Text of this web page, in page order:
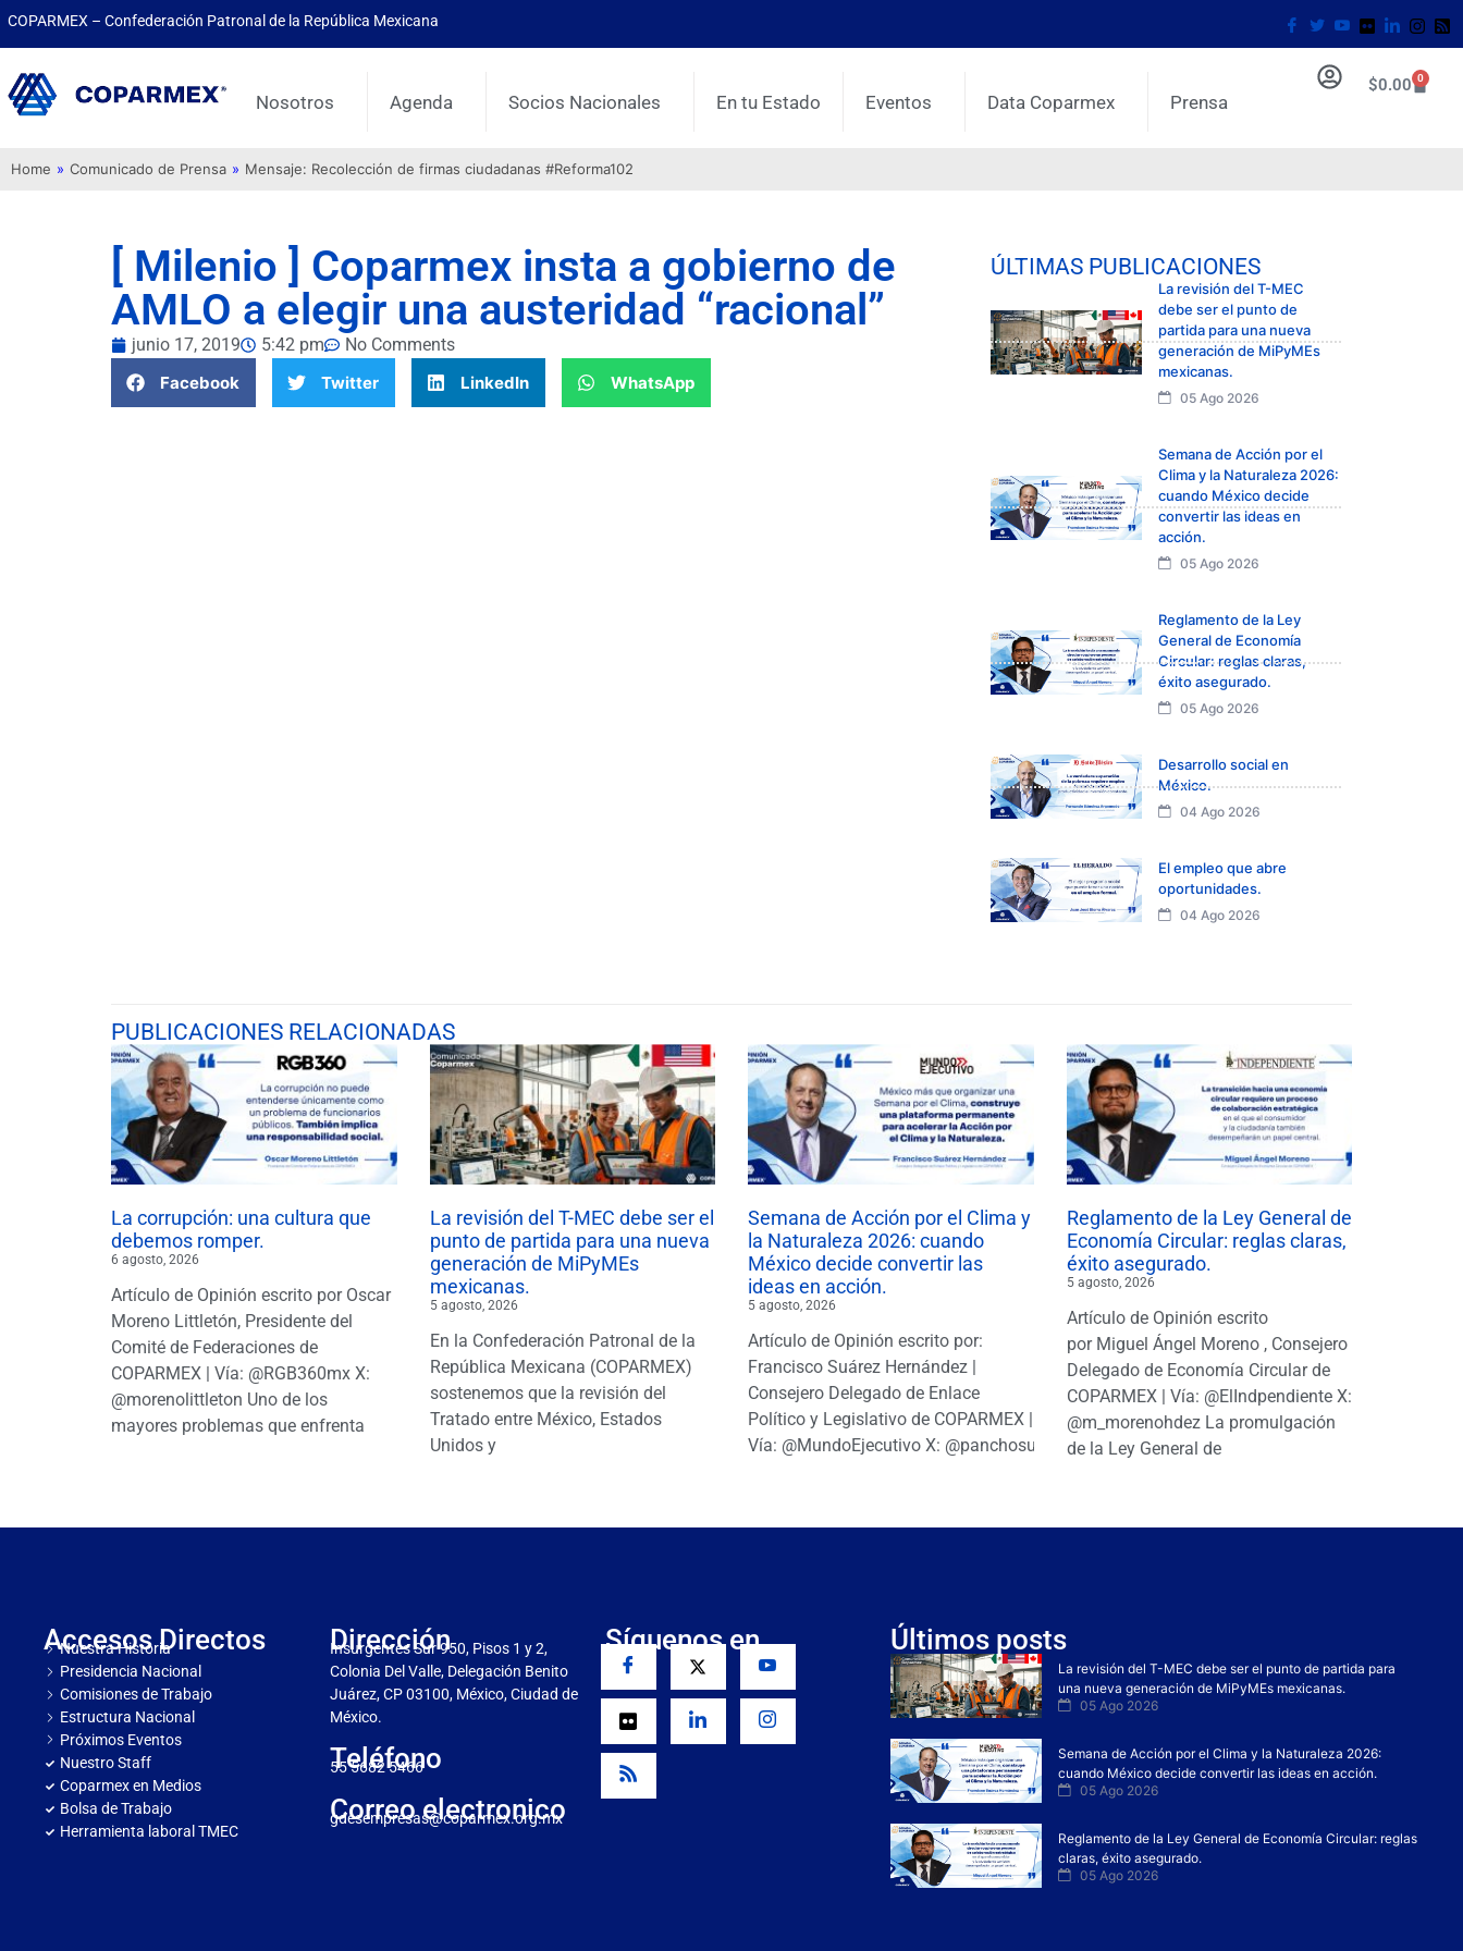
COPARMEX – Confederación Patronal de la República Mexicana
Nosotros Agenda Socios Nacionales En tu Estado Eventos Data Coparmex Prensa
$0.00 0
Home » Comunicado de Prensa » Mensaje: Recolección de firmas ciudadanas #Reforma102
[ Milenio ] Coparmex insta a gobierno de
AMLO a elegir una austeridad “racional”
junio 17, 2019 5:42 pm
No Comments
Facebook
Twitter LinkedIn WhatsApp
ÚLTIMAS PUBLICACIONES
La revisión del T-MEC
debe ser el punto de
partida para una nueva
generación de MiPyMEs
mexicanas.
05 Ago 2026
Semana de Acción por el
Clima y la Naturaleza 2026:
cuando México decide
convertir las ideas en
acción.
05 Ago 2026
Reglamento de la Ley
General de Economía
Circular: reglas claras,
éxito asegurado.
05 Ago 2026
Desarrollo social en
México.
04 Ago 2026
El empleo que abre
oportunidades.
04 Ago 2026
PUBLICACIONES RELACIONADAS
La corrupción: una cultura que
debemos romper.
6 agosto, 2026
Artículo de Opinión escrito por Oscar
Moreno Littletón, Presidente del
Comité de Federaciones de
COPARMEX | Vía: @RGB360mx X:
@morenolittleton Uno de los
mayores problemas que enfrenta
La revisión del T-MEC debe ser el
punto de partida para una nueva
generación de MiPyMEs
mexicanas.
5 agosto, 2026
En la Confederación Patronal de la
República Mexicana (COPARMEX)
sostenemos que la revisión del
Tratado entre México, Estados
Unidos y
Semana de Acción por el Clima y
la Naturaleza 2026: cuando
México decide convertir las
ideas en acción.
5 agosto, 2026
Artículo de Opinión escrito por:
Francisco Suárez Hernández |
Consejero Delegado de Enlace
Político y Legislativo de COPARMEX |
Vía: @MundoEjecutivo X: @panchosuarezh
Reglamento de la Ley General de
Economía Circular: reglas claras,
éxito asegurado.
5 agosto, 2026
Artículo de Opinión escrito
por Miguel Ángel Moreno , Consejero
Delegado de Economía Circular de
COPARMEX | Vía: @ElIndpendiente X:
@m_morenohdez La promulgación
de la Ley General de
Accesos Directos
Nuestra Historia
Presidencia Nacional
Comisiones de Trabajo
Estructura Nacional
Próximos Eventos
Nuestro Staff
Coparmex en Medios
Bolsa de Trabajo
Herramienta laboral TMEC
Dirección
Insurgentes Sur 950, Pisos 1 y 2,
Colonia Del Valle, Delegación Benito
Juárez, CP 03100, México, Ciudad de
México.
Teléfono
55 5682 5466
Correo electronico
gdesempresas@coparmex.org.mx
Síguenos en Últimos posts
La revisión del T-MEC debe ser el punto de partida para
una nueva generación de MiPyMEs mexicanas.
05 Ago 2026
Semana de Acción por el Clima y la Naturaleza 2026:
cuando México decide convertir las ideas en acción.
05 Ago 2026
Reglamento de la Ley General de Economía Circular: reglas
claras, éxito asegurado.
05 Ago 2026